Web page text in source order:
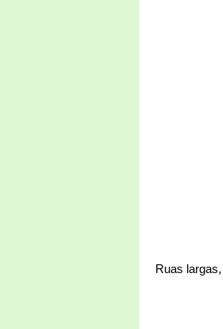
Ruas